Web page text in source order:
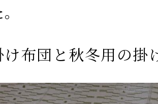
け布団と秋冬用の掛